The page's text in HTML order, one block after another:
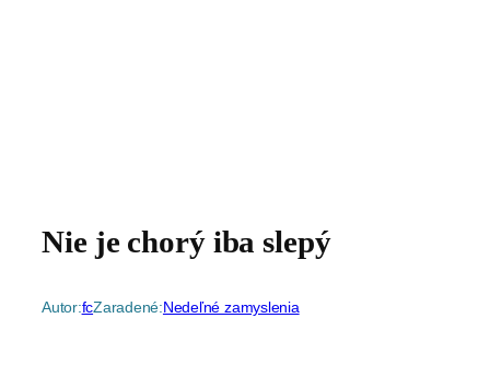
Nie je chorý iba slepý
Autor:fcZaradené:Nedeľné zamyslenia